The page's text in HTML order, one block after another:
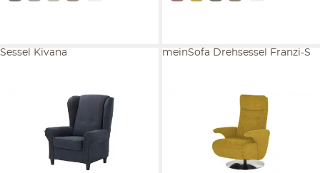
Sessel Kivana meinSofa Drehsessel Franzi-S